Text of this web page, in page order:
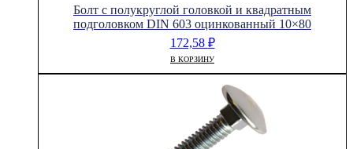
Болт с полукруглой головкой и квадратным
подголовком DIN 603 оцинкованный 10×80
172,58 ₽
В КОРЗИНУ